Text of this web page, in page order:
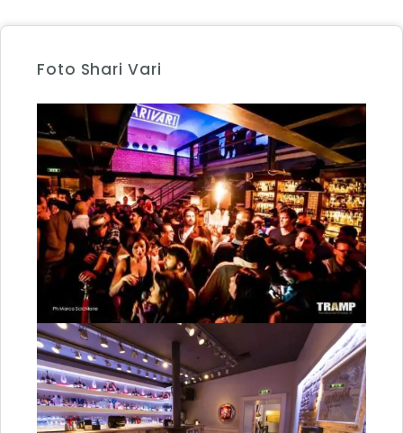
Foto Shari Vari